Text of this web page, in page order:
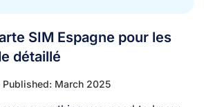
SIM Espagne pour les
détaillé
Published: March 2025